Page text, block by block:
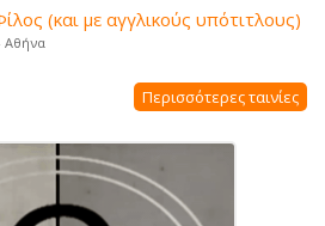
(και με αγγλικούς υπότιτλους)
Αθήνα
Περισσότερες ταινίες